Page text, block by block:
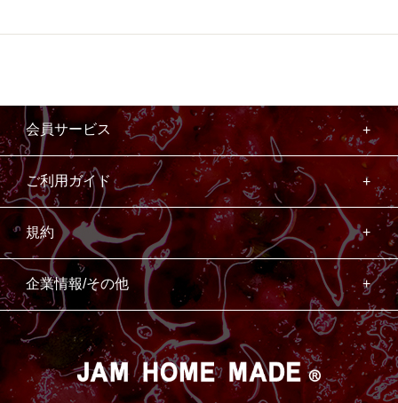
会員サービス
ご利用ガイド
規約
企業情報/その他